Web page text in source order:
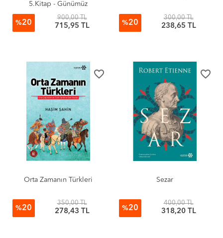
5.Kitap - Günümüz
Türkçesiyle
%20
900,00 TL
715,95 TL %20
300,00 TL
238,65 TL
favorite_border
Orta Zamanın Türkleri
%20
350,00 TL
278,43 TL
favorite_border
Sezar
%20
400,00 TL
318,20 TL